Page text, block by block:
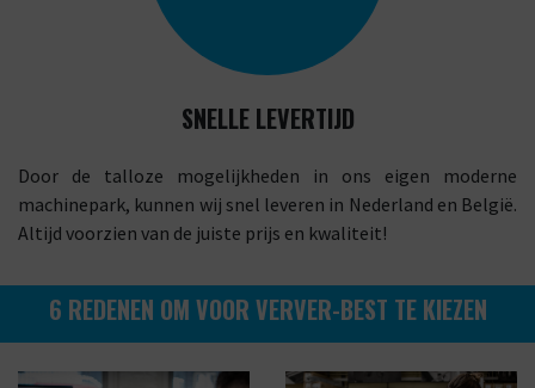
SNELLE LEVERTIJD
Door de talloze mogelijkheden in ons eigen moderne
machinepark, kunnen wij snel leveren in Nederland en België.
Altijd voorzien van de juiste prijs en kwaliteit!
6 REDENEN OM VOOR VERVER-BEST TE KIEZEN